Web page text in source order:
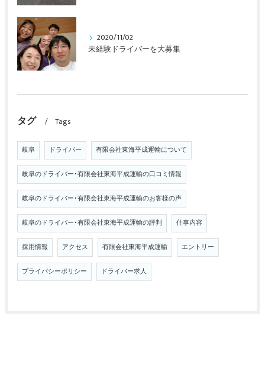
2020/11/02
未経験ドライバーを大募集
タグ Tags
岐阜 ドライバー 有限会社東海平成運輸について
岐阜のドライバー･有限会社東海平成運輸の口コミ情報
岐阜のドライバー･有限会社東海平成運輸のお客様の声
岐阜のドライバー･有限会社東海平成運輸の評判 仕事内容
採用情報 アクセス 有限会社東海平成運輸 エントリー
プライバシーポリシー ドライバー求人